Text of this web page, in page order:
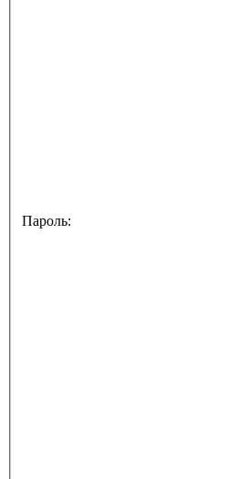
Пароль: